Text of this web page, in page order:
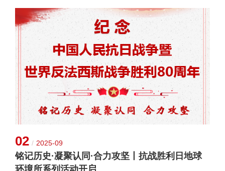
02 / 2025-09
铭记历史·凝聚认同·合力攻坚丨抗战胜利日地球